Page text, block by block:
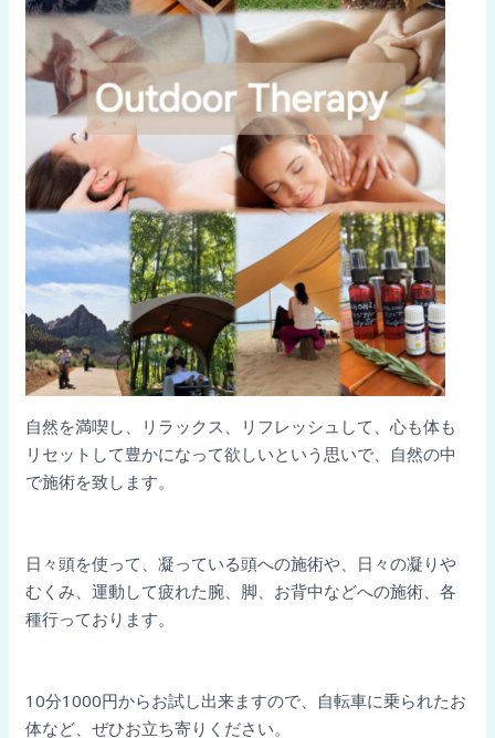
自然を満喫し、リラックス、リフレッシュして、心も体も
リセットして豊かになって欲しいという思いで、自然の中
で施術を致します。
日々頭を使って、凝っている頭への施術や、日々の凝りや
むくみ、運動して疲れた腕、脚、お背中などへの施術、各
種行っております。
10分1000円からお試し出来ますので、自転車に乗られたお
体など、ぜひお立ち寄りください。